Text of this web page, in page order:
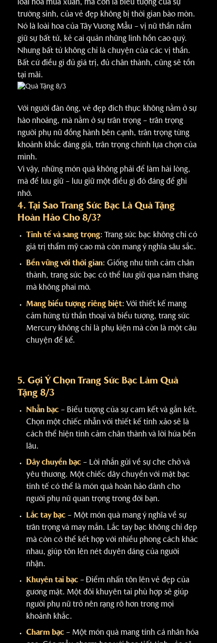
loài hoa mùa xuân, mà còn là biểu tượng của sự
trường sinh, của vẻ đẹp không bị thời gian bào mòn.
Nó là loài hoa của Tây Vương Mẫu – vị nữ thần nắm
giữ sự bất tử, kẻ cai quản những linh hồn cao quý.
Nhưng bất tử không chỉ là chuyện của các vị thần.
Bất cứ điều gì đủ giá trị, đủ chân thành, cũng sẽ tồn
tại mãi.
Với người đàn ông, vẻ đẹp đích thực không nằm ở sự
hào nhoáng, mà nằm ở sự trân trọng – trân trọng
người phụ nữ đồng hành bên cạnh, trân trọng từng
khoảnh khắc đáng giá, trân trọng chính lựa chọn của
mình.
Vì vậy, những món quà không phải để làm hài lòng,
mà để lưu giữ – lưu giữ một điều gì đó đáng để ghi
nhớ.
4. Tại Sao Trang Sức Bạc Là Quà Tặng
Hoàn Hảo Cho 8/3?
Tinh tế và sang trọng: Trang sức bạc không chỉ có
giá trị thẩm mỹ cao mà còn mang ý nghĩa sâu sắc.
Bền vững với thời gian: Giống như tình cảm chân
thành, trang sức bạc có thể lưu giữ qua năm tháng
mà không phai mờ.
Mang biểu tượng riêng biệt: Với thiết kế mang
cảm hứng từ thần thoại và biểu tượng, trang sức
Mercury không chỉ là phụ kiện mà còn là một câu
chuyện để kể.
5. Gợi Ý Chọn Trang Sức Bạc Làm Quà
Tặng 8/3
Nhẫn bạc – Biểu tượng của sự cam kết và gắn kết.
Chọn một chiếc nhẫn với thiết kế tinh xảo sẽ là
cách thể hiện tình cảm chân thành và lời hứa bền
lâu.
Dây chuyền bạc – Lời nhắn gửi về sự che chở và
yêu thương. Một chiếc dây chuyền với mặt bạc
tinh tế có thể là món quà hoàn hảo dành cho
người phụ nữ quan trọng trong đời bạn.
Lắc tay bạc – Một món quà mang ý nghĩa về sự
trân trọng và may mắn. Lắc tay bạc không chỉ đẹp
mà còn có thể kết hợp với nhiều phong cách khác
nhau, giúp tôn lên nét duyên dáng của người
nhận.
Khuyên tai bạc – Điểm nhấn tôn lên vẻ đẹp của
gương mặt. Một đôi khuyên tai phù hợp sẽ giúp
người phụ nữ trở nên rạng rỡ hơn trong mọi
khoảnh khắc.
Charm bạc – Một món quà mang tính cá nhân hóa